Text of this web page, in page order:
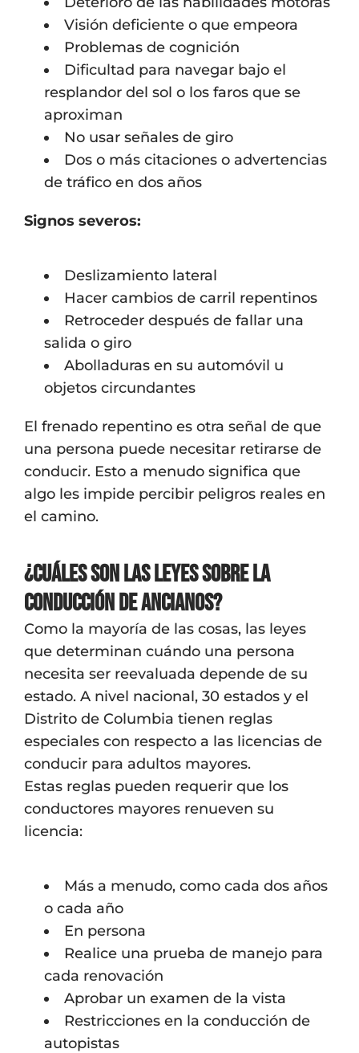
Visión deficiente o que empeora
Problemas de cognición
Dificultad para navegar bajo el
resplandor del sol o los faros que se
aproximan
No usar señales de giro
Dos o más citaciones o advertencias
de tráfico en dos años
Signos severos:
Deslizamiento lateral
Hacer cambios de carril repentinos
Retroceder después de fallar una
salida o giro
Abolladuras en su automóvil u
objetos circundantes
El frenado repentino es otra señal de que
una persona puede necesitar retirarse de
conducir. Esto a menudo significa que
algo les impide percibir peligros reales en
el camino.
¿Cuáles son las leyes sobre la
conducción de ancianos?
Como la mayoría de las cosas, las leyes
que determinan cuándo una persona
necesita ser reevaluada depende de su
estado. A nivel nacional, 30 estados y el
Distrito de Columbia tienen reglas
especiales con respecto a las licencias de
conducir para adultos mayores.
Estas reglas pueden requerir que los
conductores mayores renueven su
licencia:
Más a menudo, como cada dos años
o cada año
En persona
Realice una prueba de manejo para
cada renovación
Aprobar un examen de la vista
Restricciones en la conducción de
autopistas